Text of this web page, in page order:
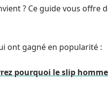
? Ce guide vous
ont gagné en popularité :
pourquoi le slip